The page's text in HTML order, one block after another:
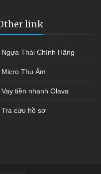
link
Ngựa Thái Chính Hãng
Micro Thu Âm
Vay tiền nhanh Olava
Tra cứu hồ sơ